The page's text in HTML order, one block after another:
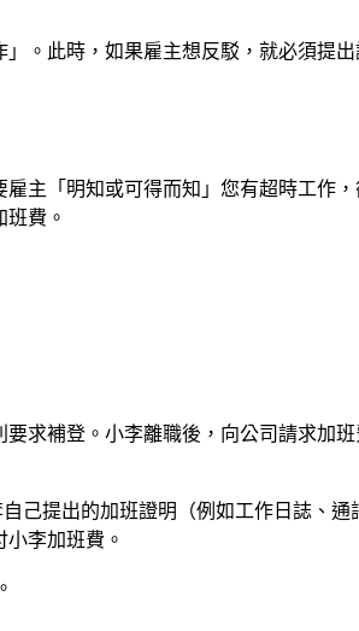
。此時，如果雇主想反駁，就必須提
主「明知或可得而知」您有超時工作
費。
求補登。小李離職後，向公司請求加
己提出的加班證明（例如工作日誌、通
李加班費。